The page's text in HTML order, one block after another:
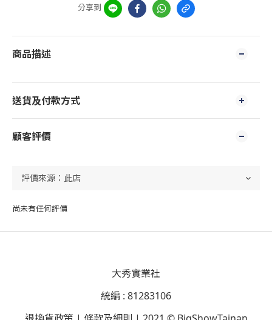
分享到
商品描述
送貨及付款方式
顧客評價
尚未有任何評價
大秀實業社
統編 : 81283106